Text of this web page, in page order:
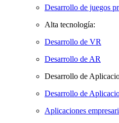
Desarrollo de juegos
Alta tecnología:
Desarrollo de VR
Desarrollo de AR
Desarrollo de
Desarrollo de
Aplicaciones